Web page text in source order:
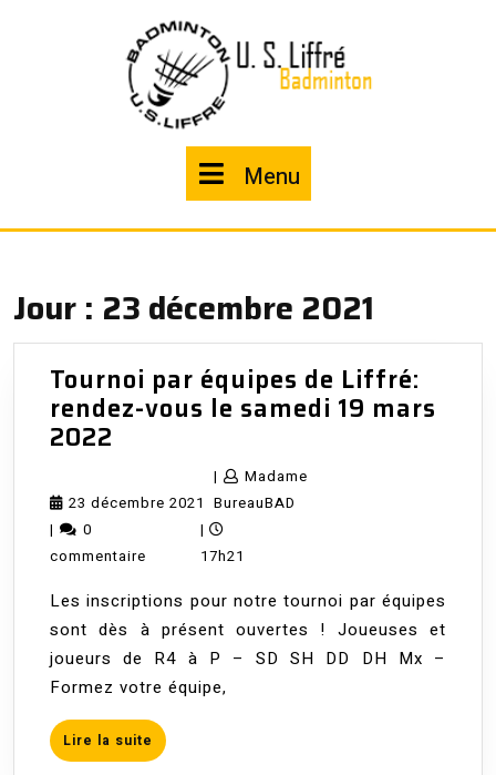
Menu
Jour : 23 décembre 2021
Tournoi par équipes de Liffré:
rendez-vous le samedi 19 mars
2022
équipes
Liffré:
vous
le
samedi
19
mars
2022
23 décembre 2021 23
décembre
2021
|
Madame
BureauBAD
|
0
commentaire
|
17h21
Les inscriptions pour notre tournoi par équipes
sont dès à présent ouvertes ! Joueuses et
joueurs de R4 à P – SD SH DD DH Mx –
Formez votre équipe,
Lire la suite Lire
la